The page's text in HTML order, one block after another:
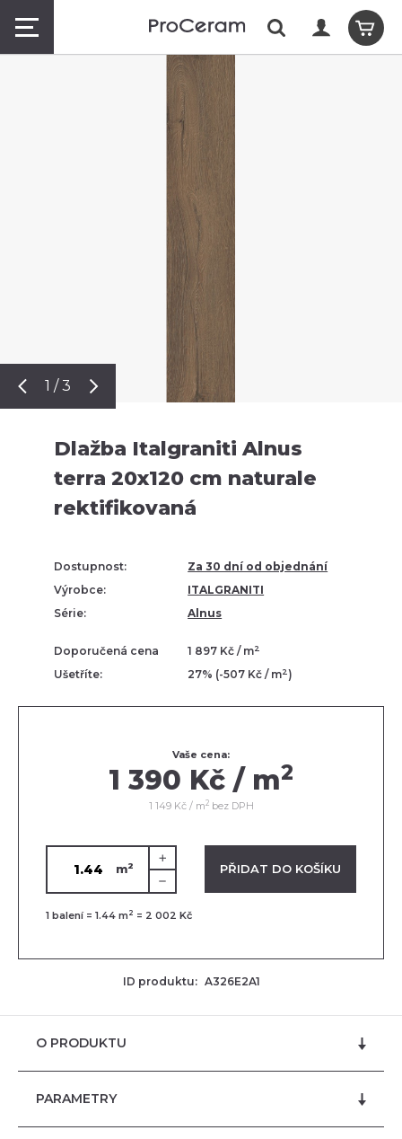
1 / 3
Dlažba Italgraniti Alnus
terra 20x120 cm naturale
rektifikovaná
Dostupnost:
Za 30 dní od objednání
Výrobce:
ITALGRANITI
Série:
Alnus
Doporučená cena 1 897 Kč / m2
Ušetříte: 27% (-507 Kč / m2)
Vaše cena:
1 390 Kč / m2
1 149 Kč / m2bez DPH
m2
VLOŽENO V KOŠÍKU PŘIDAT DO KOŠÍKU
1 balení = 1.44 m 2 = 2 002 Kč
ID produktu: A326E2A1
O PRODUKTU
PARAMETRY